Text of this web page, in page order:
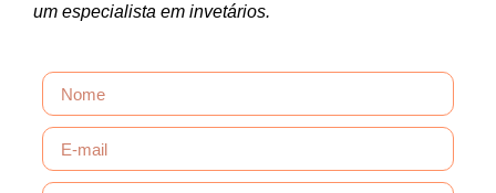
um especialista em invetários.